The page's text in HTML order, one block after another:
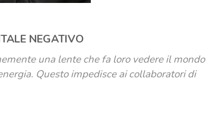
NEGATIVO
una lente che fa loro vedere il mondo
Questo impedisce ai collaboratori di